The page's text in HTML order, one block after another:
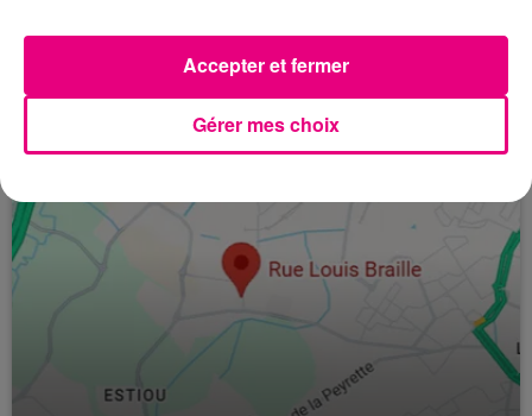
ne rouvrira pas avant plusieurs mois, selon SNCF
Gérer mes choix
Accepter et fermer